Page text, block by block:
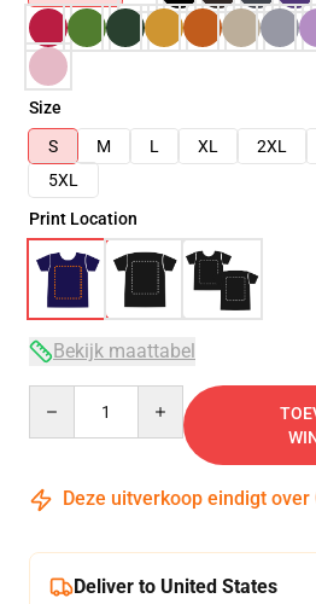
Size
S
M L XL 2XL
5XL
Print Location
Bekijk maattabel
Deze uitverkoop eindigt over
Deliver to United States